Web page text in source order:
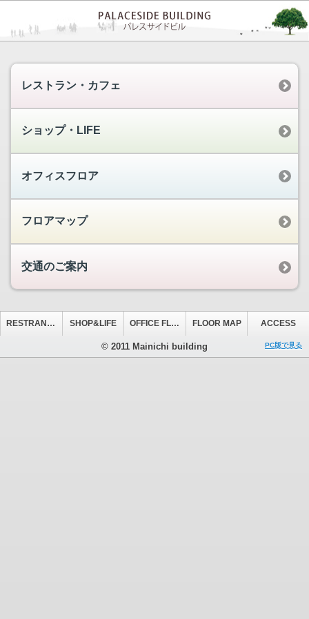
レストラン・カフェ
ショップ・LIFE
オフィスフロア
フロアマップ
交通のご案内
RESTRANT&CAFE SHOP&LIFE OFFICE FLOOR FLOOR MAP ACCESS
© 2011 Mainichi building PC版で見る